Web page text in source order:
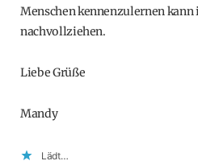
Menschen kennenzulernen kann
nachvollziehen.
Liebe Grüße
Mandy
Lädt…